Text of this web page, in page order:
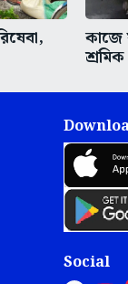
কাজে
শ্রমিক
Social